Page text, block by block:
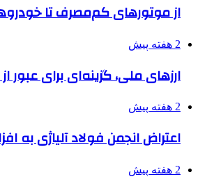
از موتورهای کم‌مصرف تا
2 هفته پیش
ارزهای ملی، گزینه‌ای برای عبور
2 هفته پیش
اعتراض انجمن فولاد آلیاژی به
2 هفته پیش